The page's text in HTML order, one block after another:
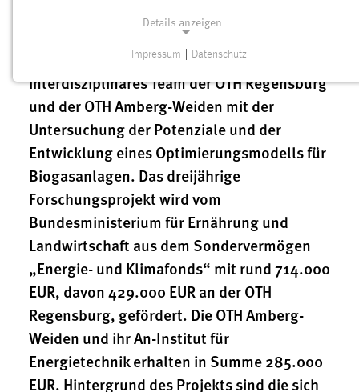
Ein neues Forschungsprojekt für
Biogasanlagen ist gestartet: In
„OPTIBIOSY“ befasst sich ein
interdisziplinäres Team der OTH Regensburg
und der OTH Amberg-Weiden mit der
Untersuchung der Potenziale und der
Entwicklung eines Optimierungsmodells für
Biogasanlagen. Das dreijährige
Forschungsprojekt wird vom
Bundesministerium für Ernährung und
Landwirtschaft aus dem Sondervermögen
„Energie- und Klimafonds“ mit rund 714.000
EUR, davon 429.000 EUR an der OTH
Regensburg, gefördert. Die OTH Amberg-
Weiden und ihr An-Institut für
Energietechnik erhalten in Summe 285.000
EUR. Hintergrund des Projekts sind die sich
Details anzeigen
Notwendige Cookies ermöglichen grundlegende
Funktionen und sind für die einwandfreie Funktion der
Website erforderlich.
Einverständnis
Name:
cookie_consent
Zweck:
Dieser Cookie speichert die ausgewählten Einverständnis-
Cookie Laufzeit:
1 Jahr
Performance
Impressum Datenschutz